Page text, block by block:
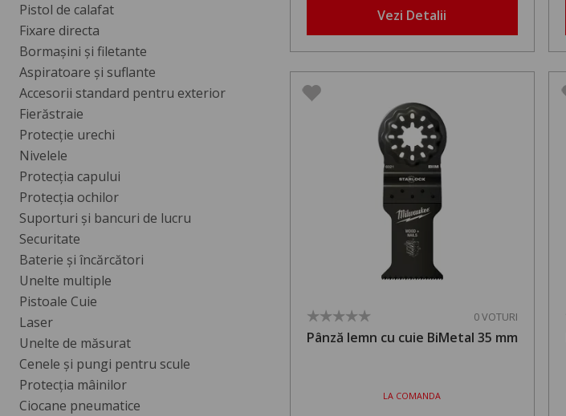
Pistol de calafat
Fixare directa
Bormașini și filetante
Aspiratoare și suflante
Accesorii standard pentru exterior
Fierăstraie
Protecție urechi
Nivelele
Protecția capului
Protecția ochilor
Suporturi și bancuri de lucru
Securitate
Baterie și încărcători
Unelte multiple
Pistoale Cuie
Laser
Unelte de măsurat
Cenele și pungi pentru scule
Protecția mâinilor
Ciocane pneumatice
Vezi Detalii
0 VOTURI
Pânză lemn cu cuie BiMetal 35 mm
LA COMANDA